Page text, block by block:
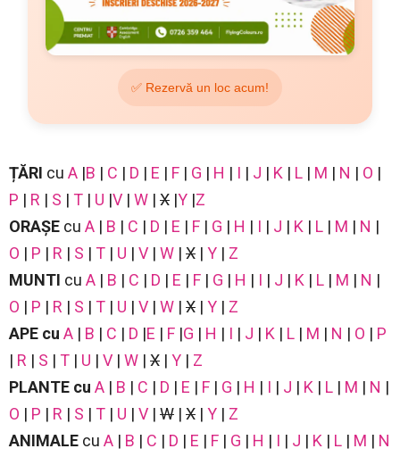
✅ Rezervă un loc acum!
ȚĂRI cu A |B | C | D | E | F | G | H | I | J | K | L | M | N | O |
P | R | S | T | U |V | W | X |Y |Z
ORAȘE cu A | B | C | D | E | F | G | H | I | J | K | L | M | N |
O | P | R | S | T | U | V | W | X | Y | Z
MUNTI cu A | B | C | D | E | F | G | H | I | J | K | L | M | N |
O | P | R | S | T | U | V | W | X | Y | Z
APE cu A | B | C | D |E | F |G | H | I | J | K | L | M | N | O | P
| R | S | T | U | V | W | X | Y | Z
PLANTE cu A | B | C | D | E | F | G | H | I | J | K | L | M | N |
O | P | R | S | T | U | V | W | X | Y | Z
ANIMALE cu A | B | C | D | E | F | G | H | I | J | K | L | M | N